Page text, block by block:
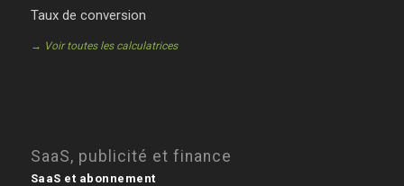
Taux de conversion
→ Voir toutes les calculatrices
SaaS, publicité et finance
SaaS et abonnement